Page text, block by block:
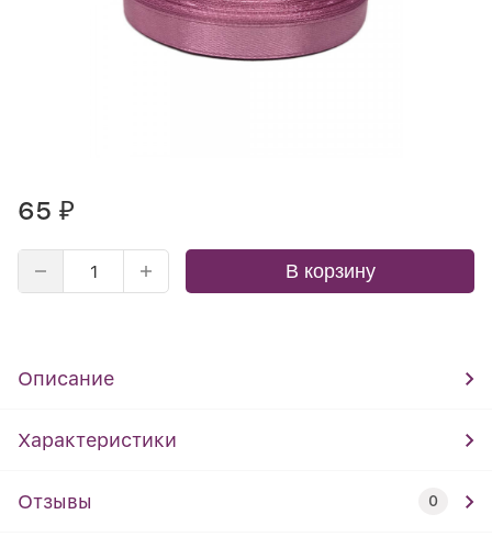
65 ₽
В корзину
Описание
Характеристики
Отзывы 0